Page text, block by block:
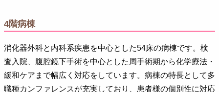
4階病棟
消化器外科と内科系疾患を中心とした54床の病棟です。検
査入院、腹腔鏡下手術を中心とした周手術期から化学療法・
緩和ケアまで幅広く対応をしています。病棟の特長として多
職種カンファレンスが充実しており、患者様の個別性に対応